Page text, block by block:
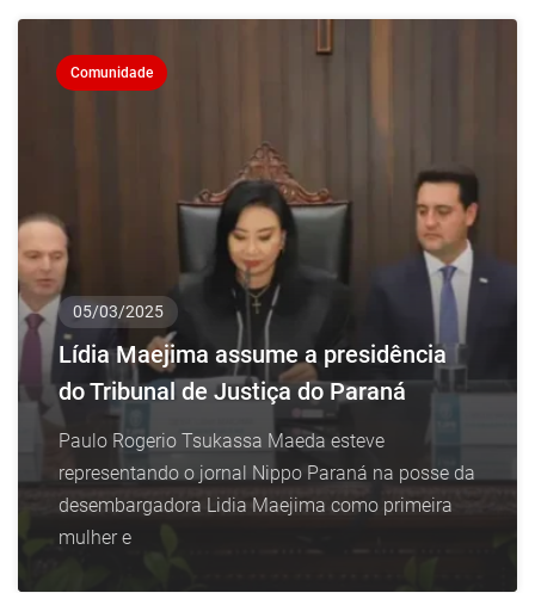
Comunidade
05/03/2025
Lídia Maejima assume a presidência
do Tribunal de Justiça do Paraná
Paulo Rogerio Tsukassa Maeda esteve
representando o jornal Nippo Paraná na posse da
desembargadora Lidia Maejima como primeira
mulher e